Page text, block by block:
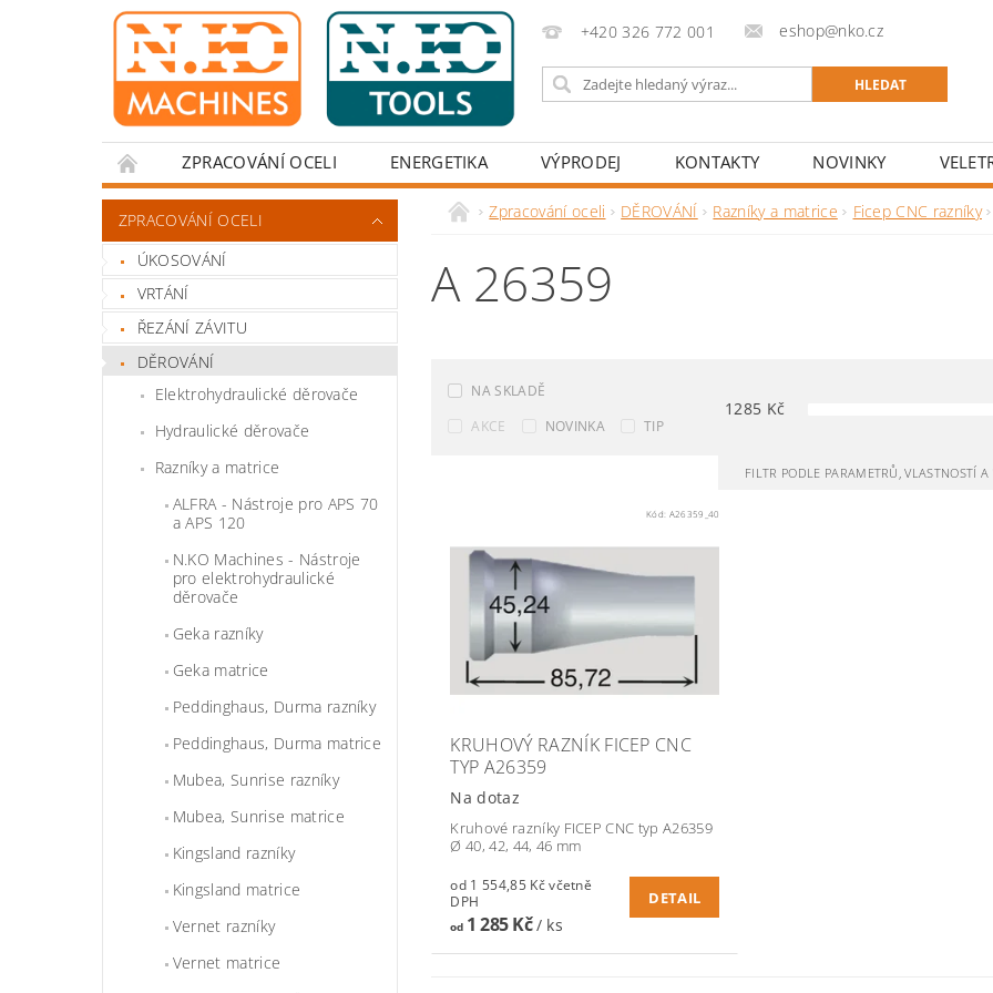
+420 326 772 001 eshop@nko.cz
ZPRACOVÁNÍ OCELI ENERGETIKA VÝPRODEJ KONTAKTY NOVINKY
ZPRACOVÁNÍ OCELI
ÚKOSOVÁNÍ
VRTÁNÍ
ŘEZÁNÍ ZÁVITU
DĚROVÁNÍ
Elektrohydraulické děrovače
Hydraulické děrovače
Razníky a matrice
ALFRA - Nástroje pro APS 70
a APS 120
N.KO Machines - Nástroje
pro elektrohydraulické
děrovače
Geka razníky
Geka matrice
Peddinghaus, Durma razníky
Peddinghaus, Durma matrice
Mubea, Sunrise razníky
Mubea, Sunrise matrice
Kingsland razníky
Kingsland matrice
Vernet razníky
Vernet matrice
Zpracování oceli DĚROVÁNÍ Razníky a matrice Ficep CNC razníky
A 26359
NA SKLADĚ
AKCE
NOVINKA TIP
1285 Kč
FILTR PODLE PARAMETRŮ, VLASTNOSTÍ A
Kód: A26359_40
KRUHOVÝ RAZNÍK FICEP CNC
TYP A26359
Na dotaz
Kruhové razníky FICEP CNC typ A26359
Ø 40, 42, 44, 46 mm
od 1 554,85 Kč včetně
DPH
od1 285 Kč/ ks
DETAIL